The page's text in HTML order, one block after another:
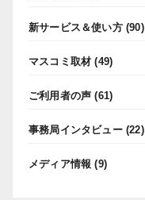
新サービス＆使い方(90)
マスコミ取材 (49)
ご利用者の声 (61)
事務局インタビュー(22)
メディア情報 (9)